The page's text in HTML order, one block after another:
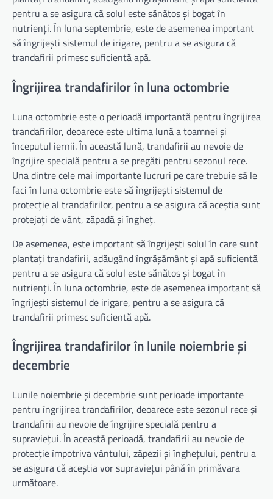
pentru a se asigura că solul este sănătos și bogat în
nutrienți. În luna septembrie, este de asemenea important
să îngrijești sistemul de irigare, pentru a se asigura că
trandafirii primesc suficientă apă.
Îngrijirea trandafirilor în luna octombrie
Luna octombrie este o perioadă importantă pentru îngrijirea
trandafirilor, deoarece este ultima lună a toamnei și
începutul iernii. În această lună, trandafirii au nevoie de
îngrijire specială pentru a se pregăti pentru sezonul rece.
Una dintre cele mai importante lucruri pe care trebuie să le
faci în luna octombrie este să îngrijești sistemul de
protecție al trandafirilor, pentru a se asigura că aceștia sunt
protejați de vânt, zăpadă și îngheț.
De asemenea, este important să îngrijești solul în care sunt
plantați trandafirii, adăugând îngrășământ și apă suficientă
pentru a se asigura că solul este sănătos și bogat în
nutrienți. În luna octombrie, este de asemenea important să
îngrijești sistemul de irigare, pentru a se asigura că
trandafirii primesc suficientă apă.
Îngrijirea trandafirilor în lunile noiembrie și
decembrie
Lunile noiembrie și decembrie sunt perioade importante
pentru îngrijirea trandafirilor, deoarece este sezonul rece și
trandafirii au nevoie de îngrijire specială pentru a
supraviețui. În această perioadă, trandafirii au nevoie de
protecție împotriva vântului, zăpezii și înghețului, pentru a
se asigura că aceștia vor supraviețui până în primăvara
următoare.